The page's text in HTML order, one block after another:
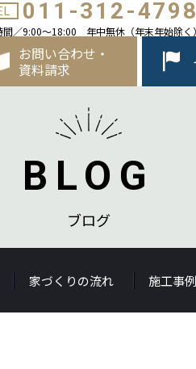
011-312-4798
間／9:00～18:00 年中無休（年末年始除く）
お問い合わせ・
資料請求
BLOG
ブログ
家づくりの流れ 施工事例